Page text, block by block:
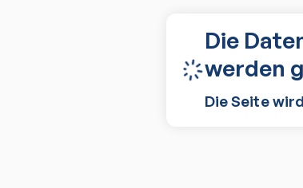
Die
werden
Die Seite